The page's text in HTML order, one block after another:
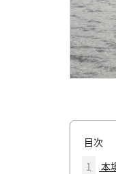
目次
1
本